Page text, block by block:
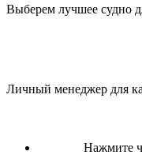
Выберем лучшее судно
Личный менеджер для
Нажмите